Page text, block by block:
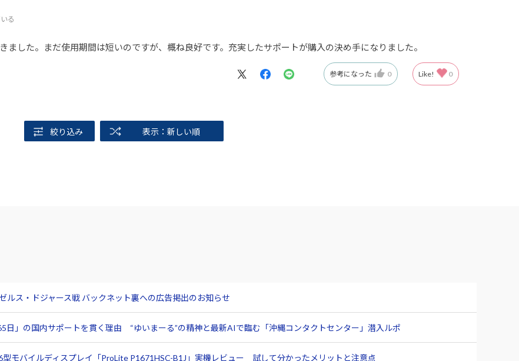
る
した。まだ使用期間は短いのですが、概ね良好です。充実したサポートが購入の決め手になりました。
参考になった 0 Like! 0
絞り込み 表示：新しい順
ルス・ドジャース戦 バックネット裏への広告掲出のお知らせ
日」の国内サポートを貫く理由 “ゆいまーる”の精神と最新AIで臨む「沖縄コンタクトセンター」潜入ルポ
モバイルディスプレイ「ProLite P1671HSC-B1J」実機レビュー 試して分かったメリットと注意点